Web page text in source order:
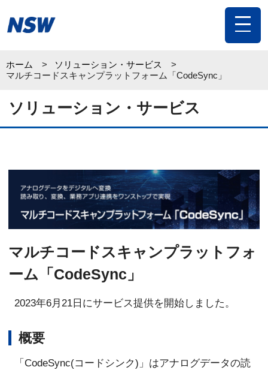
toggle
ホーム
ソリューション・サービス
マルチコードスキャンプラットフォーム「CodeSync」
ソリューション・サービス
マルチコードスキャンプラットフォ
ーム「CodeSync」
2023年6月21日にサービス提供を開始しました。
概要
「CodeSync(コードシンク)」はアナログデータの読